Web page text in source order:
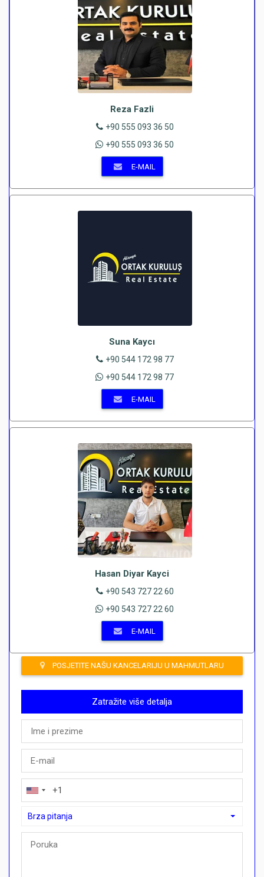
Reza Fazli
+90 555 093 36 50
+90 555 093 36 50
E-MAIL
Suna Kaycı
+90 544 172 98 77
+90 544 172 98 77
E-MAIL
Hasan Diyar Kayci
+90 543 727 22 60
+90 543 727 22 60
E-MAIL
POSJETITE NAŠU KANCELARIJU U MAHMUTLARU
Zatražite više detalja
Brza pitanja
Brza pitanja